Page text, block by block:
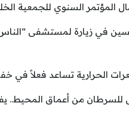
المؤتمر السنوي للجمعية
في زيارة لمستشفى
الحرارية تساعد فعلاً في
للسرطان من أعماق المحيط..